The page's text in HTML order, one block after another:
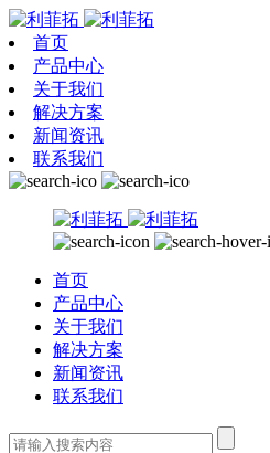
首页
产品中心
关于我们
解决方案
新闻资讯
联系我们
首页
产品中心
关于我们
解决方案
新闻资讯
联系我们